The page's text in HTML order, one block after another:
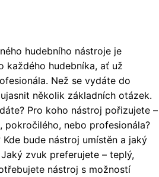
hudebního nástroje je
každého hudebníka, ať už
Než se vydáte do
několik základních otázek.
Pro koho nástroj pořizujete –
pokročilého, nebo profesionála?
bude nástroj umístěn a jaký
zvuk preferujete – teplý,
nástroj s možností